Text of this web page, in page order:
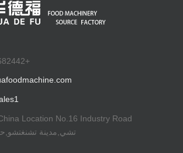
+8615249682442
Location No.16 Industry Road
تشي,مدينة